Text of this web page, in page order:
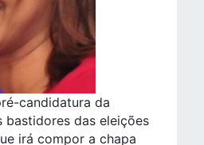
candidatura da
bastidores das eleições
irá compor a chapa